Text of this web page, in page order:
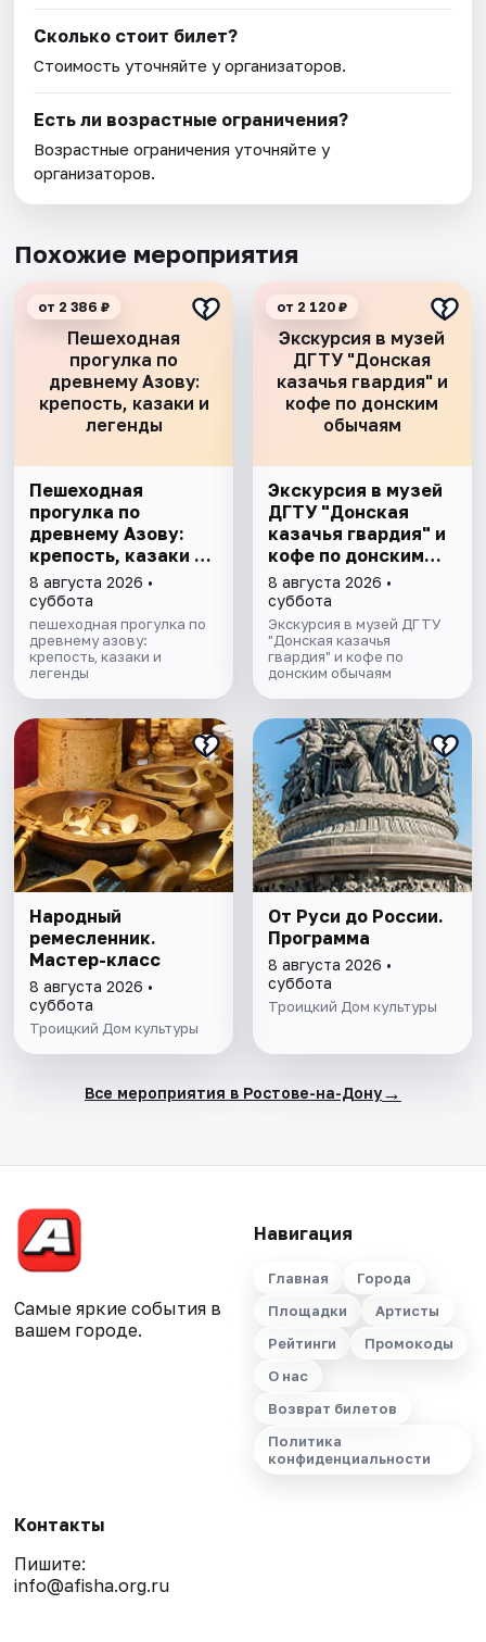
Сколько стоит билет?
Стоимость уточняйте у организаторов.
Есть ли возрастные ограничения?
Возрастные ограничения уточняйте у
организаторов.
Похожие мероприятия
Пешеходная
прогулка по
древнему Азову:
крепость, казаки и
легенды
от 2 386 ₽
Пешеходная
прогулка по
древнему Азову:
крепость, казаки и
легенды
8 августа 2026 •
суббота
пешеходная прогулка по
древнему азову:
крепость, казаки и
легенды
Экскурсия в музей
ДГТУ "Донская
казачья гвардия" и
кофе по донским
обычаям
от 2 120 ₽
Экскурсия в музей
ДГТУ "Донская
казачья гвардия" и
кофе по донским
обычаям
8 августа 2026 •
суббота
Экскурсия в музей ДГТУ
"Донская казачья
гвардия" и кофе по
донским обычаям
Народный
ремесленник.
Мастер-класс
8 августа 2026 •
суббота
Троицкий Дом культуры
От Руси до России.
Программа
8 августа 2026 •
суббота
Троицкий Дом культуры
Все мероприятия в Ростове-на-Дону→
Самые яркие события в
вашем городе.
Навигация
Главная
Города
Площадки
Артисты
Рейтинги
Промокоды
О нас
Возврат билетов
Политика
конфиденциальности
Контакты
Пишите:
info@afisha.org.ru